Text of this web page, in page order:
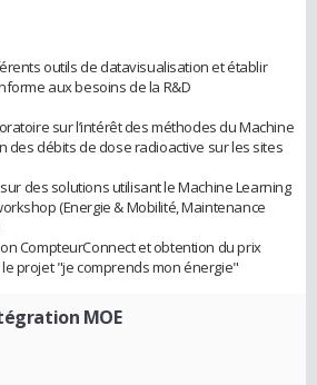
outils de datavisualisation et établir
aux besoins de la R&D
sur l’intérêt des méthodes du Machine
des débits de dose radioactive sur les sites
des solutions utilisant le Machine Learning
(Energie & Mobilité, Maintenance
CompteurConnect et obtention du prix
le projet "je comprends mon énergie"
MOE